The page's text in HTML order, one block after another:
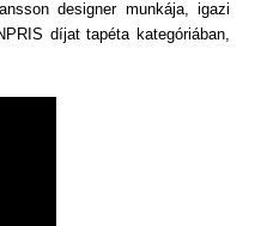
designer munkája, igazi
díjat tapéta kategóriában,